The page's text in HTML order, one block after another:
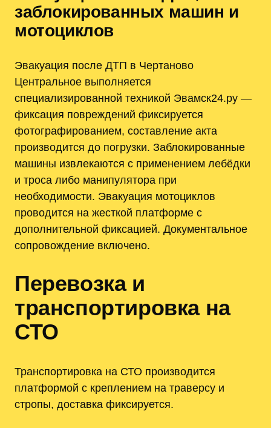
заблокированных машин и
мотоциклов
Эвакуация после ДТП в Чертаново
Центральное выполняется
специализированной техникой Эвамск24.ру —
фиксация повреждений фиксируется
фотографированием, составление акта
производится до погрузки. Заблокированные
машины извлекаются с применением лебёдки
и троса либо манипулятора при
необходимости. Эвакуация мотоциклов
проводится на жесткой платформе с
дополнительной фиксацией. Документальное
сопровождение включено.
Перевозка и
транспортировка на
СТО
Транспортировка на СТО производится
платформой с креплением на траверсу и
стропы, доставка фиксируется.